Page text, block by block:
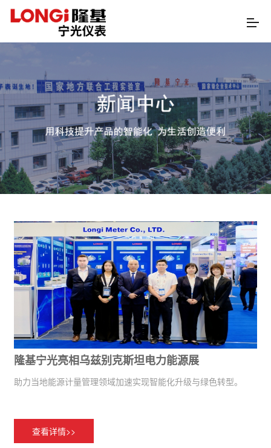
隆基宁光亮相乌兹别克斯坦电力能源展
助力当地能源计量管理领域加速实现智能化升级与绿色转型。
查看详情>>